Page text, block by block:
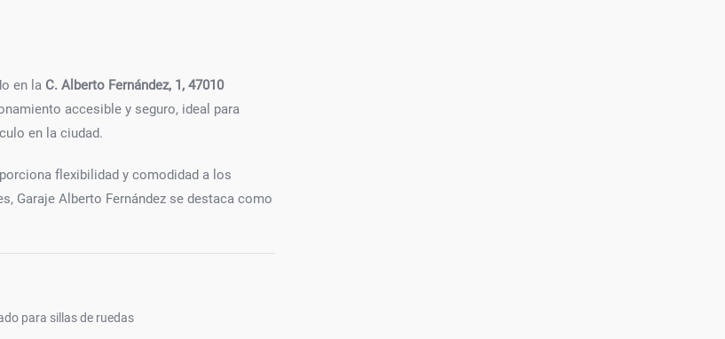
en la C. Alberto Fernández, 1, 47010
accesible y seguro, ideal para
en la ciudad.
flexibilidad y comodidad a los
Garaje Alberto Fernández se destaca como
para sillas de ruedas